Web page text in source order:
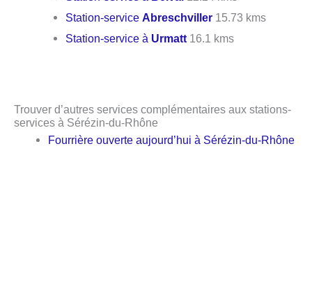
Station-serviceAbreschviller 15.73 kms
Station-service à Urmatt 16.1 kms
Trouver d’autres services complémentaires aux stations-
services à Sérézin-du-Rhône
Fourrière ouverte aujourd’hui à Sérézin-du-Rhône